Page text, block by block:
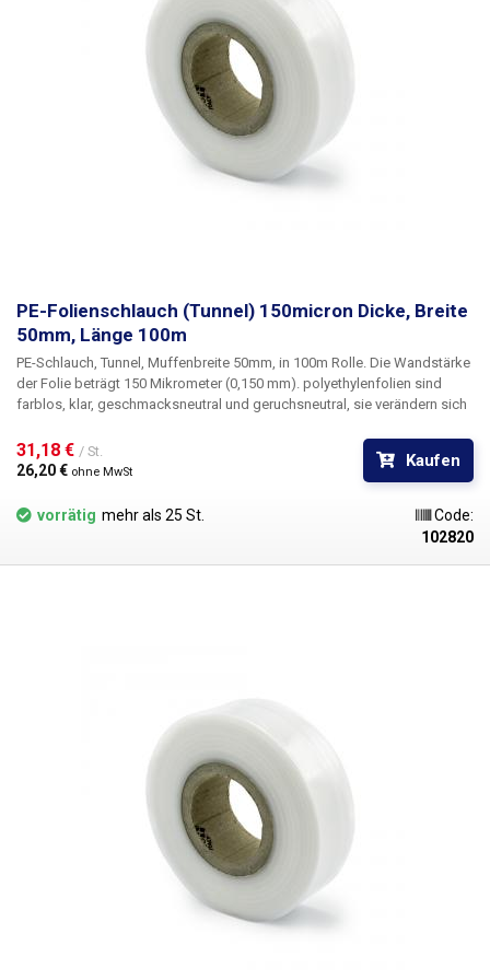
PE-Folienschlauch (Tunnel) 150micron Dicke, Breite
50mm, Länge 100m
PE-Schlauch, Tunnel, Muffenbreite 50mm, in 100m Rolle. Die Wandstärke
der Folie beträgt 150 Mikrometer (0,150 mm). polyethylenfolien sind
farblos, klar, geschmacksneutral und geruchsneutral, sie verändern sich
langlebig, flexibel, leicht durch Hitze schweißbar, frost- und
feuchtigkeitsbeständig. Die Folie eignet sich für die Herstellung von
Beuteln, Taschen und Verpackungen jeglicher Waren. PE-Folien sind
gesundheitlich unbedenklich, zu 100 % recycelbar, für die Verpackung
von Lebensmitteln geeignet (Zertifikat erhältlich) und erfüllen als
(Verpackungsgesetz). Ideal zum Schweißen mit allen
31,18 € / St.
26,20 € ohne MwSt
Kaufen
vorrätig mehr als 25 St.
Code:
102820